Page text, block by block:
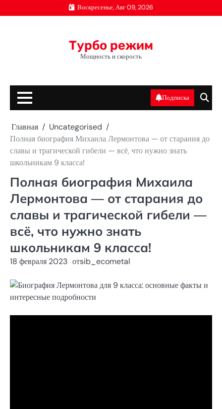
к
Воскресенье, Авг 09, 2026
Турбо режим
Мощность и скорость
Подписка
Главная
Uncategorised
Полная биография Михаила Лермонтова — от старания до
славы и трагической гибели — всё, что нужно знать
школьникам 9 класса!
Полная биография Михаила
Лермонтова — от старания до
славы и трагической гибели —
всё, что нужно знать
школьникам 9 класса!
18 февраля 2023 отsib_ecometal